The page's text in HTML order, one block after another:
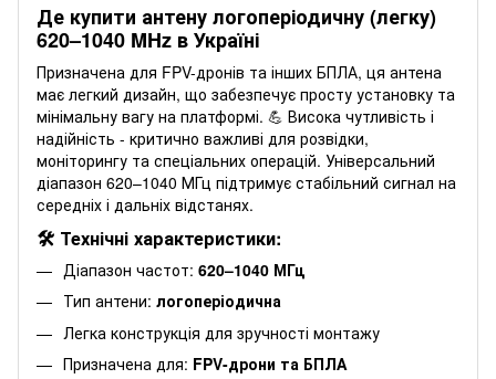
Де купити антену логоперіодичну (легку)
620–1040 MHz в Україні
Призначена для FPV-дронів та інших БПЛА, ця антена
має легкий дизайн, що забезпечує просту установку та
мінімальну вагу на платформі. 💪 Висока чутливість і
надійність - критично важливі для розвідки,
моніторингу та спеціальних операцій. Універсальний
діапазон 620–1040 МГц підтримує стабільний сигнал на
середніх і дальніх відстанях.
🛠️ Технічні характеристики:
Діапазон частот: 620–1040 МГц
Тип антени: логоперіодична
Легка конструкція для зручності монтажу
Призначена для: FPV-дрони та БПЛА